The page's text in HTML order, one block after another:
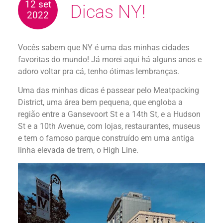
12 set
2022
Dicas NY!
Vocês sabem que NY é uma das minhas cidades
favoritas do mundo! Já morei aqui há alguns anos e
adoro voltar pra cá, tenho ótimas lembranças.
Uma das minhas dicas é passear pelo Meatpacking
District, uma área bem pequena, que engloba a
região entre a Gansevoort St e a 14th St, e a Hudson
St e a 10th Avenue, com lojas, restaurantes, museus
e tem o famoso parque construído em uma antiga
linha elevada de trem, o High Line.